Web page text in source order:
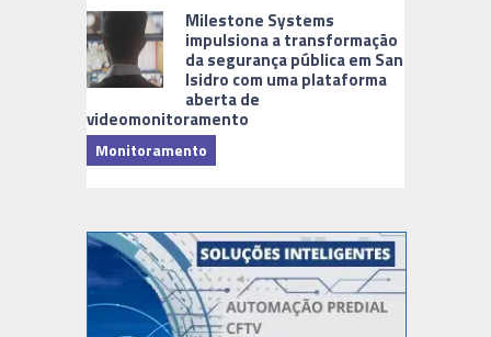
Milestone Systems
impulsiona a transformação
da segurança pública em San
Isidro com uma plataforma
aberta de
videomonitoramento
Monitoramento